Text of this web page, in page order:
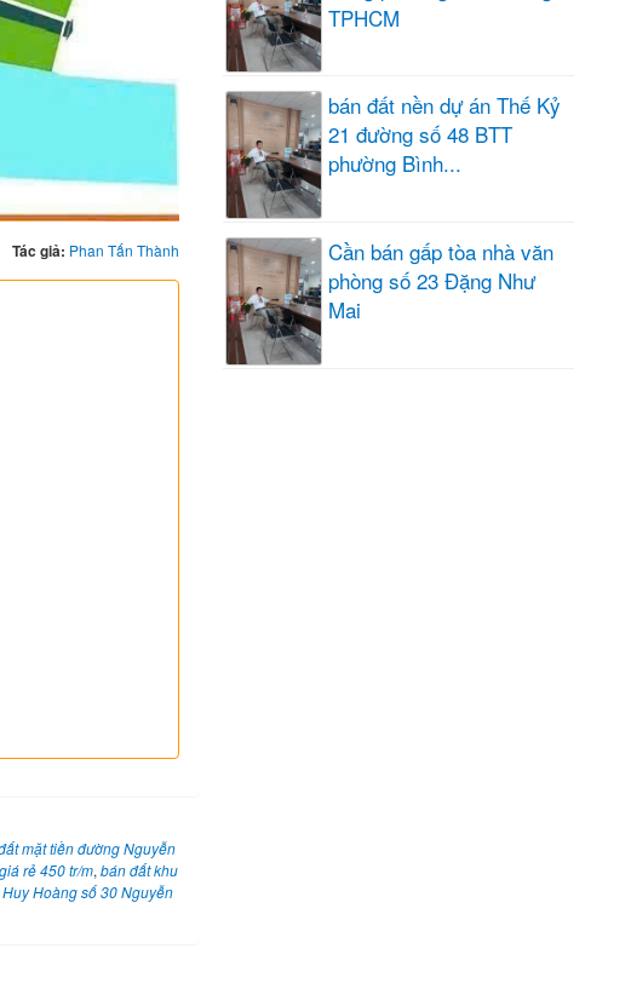
Tác giả: Phan Tấn Thành
mặt tiền đường Nguyễn
rẻ 450 tr/m, bán đất khu
Hoàng số 30 Nguyễn
TPHCM
bán đất nền dự án Thế Kỷ
21 đường số 48 BTT
phường Bình...
Cần bán gấp tòa nhà văn
phòng số 23 Đặng Như
Mai